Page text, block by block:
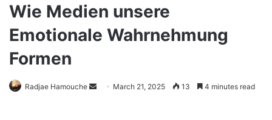
Wie Medien unsere
Emotionale Wahrnehmung
Formen
Radjae Hamouche
Send March 21, 2025 13 4 minutes read